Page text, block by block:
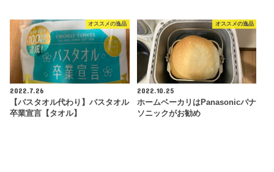
オススメの逸品
2022.7.26
【バスタオル代わり】バスタオル
卒業宣言【タオル】
オススメの逸品
2022.10.25
ホームベーカリはPanasonicパナ
ソニックがお勧め